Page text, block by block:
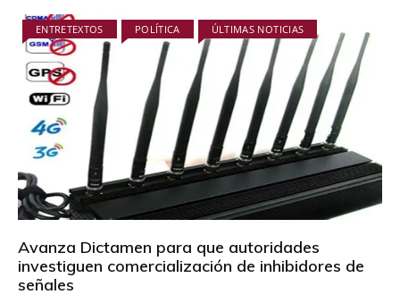
ENTRETEXTOS POLÍTICA ÚLTIMAS NOTICIAS
Avanza Dictamen para que autoridades
investiguen comercialización de inhibidores de
señales